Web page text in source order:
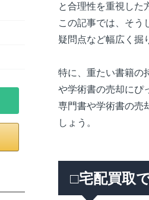
と合理性を重視した
この記事では、そう
疑問点など幅広く掘
特に、重たい書籍の
や学術書の売却にぴ
専門書や学術書の売
しょう。
□宅配買取